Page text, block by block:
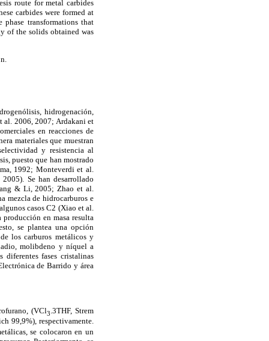
route for metal carbides
carbides were formed at
transformations that
of the solids obtained was
hidrogenación,
al. 2006, 2007; Ardakani et
en reacciones de
materiales que muestran
y resistencia al
puesto que han mostrado
1992; Monteverdi et al.
Se han desarrollado
& Li, 2005; Zhao et al.
mezcla de hidrocarburos e
casos C2 (Xiao et al.
en masa resulta
se plantea una opción
los carburos metálicos y
molibdeno y níquel a
diferentes fases cristalinas
de Barrido y área
(VCl3 .3THF, Strem
99,9%), respectivamente.
se colocaron en un